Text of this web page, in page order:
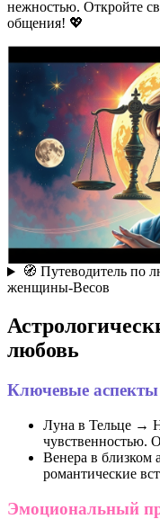
нежностью. Откройте
общения! 💖
🧭 Путеводитель по
женщины-Весов
любовь
Ключевые аспекты
Луна в Тельце →
чувственностью.
Венера в
романтические
Эмоциональный